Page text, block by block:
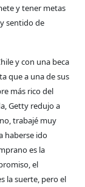
y tener metas
sentido de
y con una beca
que a una de sus
más rico del
Getty redujo a
trabajé muy
haberse ido
es la
el
la suerte, pero el